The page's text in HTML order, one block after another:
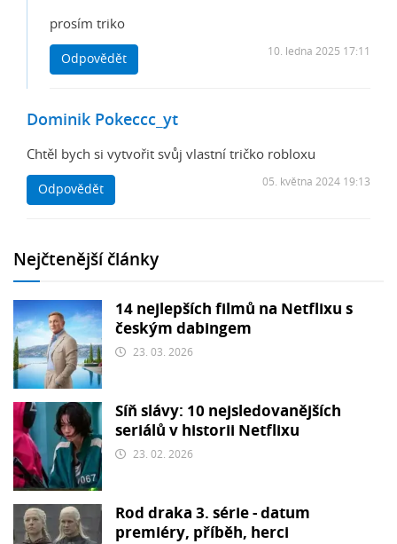
prosím triko
Odpovědět
10. ledna 2025 17:11
Dominik Pokeccc_yt
Chtěl bych si vytvořit svůj vlastní tričko robloxu
Odpovědět
05. května 2024 19:13
Nejčtenější články
14 nejlepších filmů na Netflixu s
českým dabingem
23. 03. 2026
Síň slávy: 10 nejsledovanějších
seriálů v historii Netflixu
23. 02. 2026
Rod draka 3. série - datum
premiéry, příběh, herci